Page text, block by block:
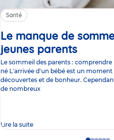
Santé
Le manque de
jeunes parents
Le sommeil des parents :
né L'arrivée d'un bébé est un
découvertes et de bonheur.
de nombreux
Lire la suite